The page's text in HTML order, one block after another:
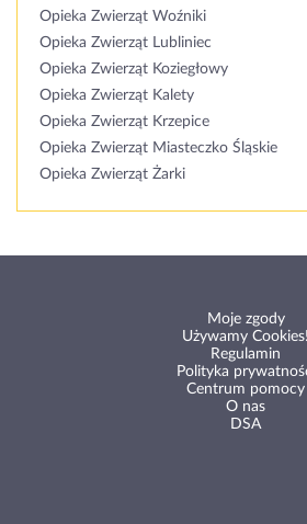
Opieka Zwierząt Woźniki
Opieka Zwierząt Lubliniec
Opieka Zwierząt Koziegłowy
Opieka Zwierząt Kalety
Opieka Zwierząt Krzepice
Opieka Zwierząt Miasteczko Śląskie
Opieka Zwierząt Żarki
Moje zgody
Używamy Cookies!
Regulamin
Polityka
Centrum pomocy
O nas
DSA